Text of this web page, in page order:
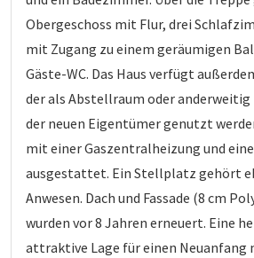
Obergeschoss mit Flur, drei
mit Zugang zu einem geräumigen
Gäste-WC. Das Haus verfügt
der als Abstellraum oder anderweitig
der neuen Eigentümer genutzt
mit einer Gaszentralheizung und
ausgestattet. Ein Stellplatz gehört
Anwesen. Dach und Fassade (8 cm
wurden vor 8 Jahren erneuert. Eine
attraktive Lage für einen Neuanfang